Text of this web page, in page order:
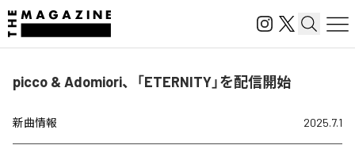
picco & Adomiori、「ETERNITY」を配信開始
新曲情報 2025.7.1